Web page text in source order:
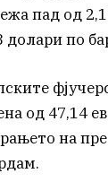
пад од
долари по
од 47,14
на